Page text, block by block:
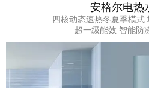
安格尔电热
四核动态速热冬夏季模式
超一级能效 智能防